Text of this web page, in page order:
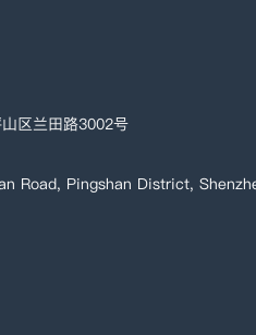
区兰田路3002号
Road, Pingshan District,